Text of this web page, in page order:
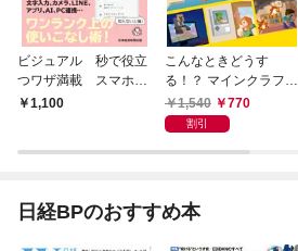
ビジュアル 秒で役立
つワザ満載 スマホ活
用事典
1,100
こんなときどうす
る！？ マインクラフト
ピンチおたすけ図鑑
1,540 770
割引
日経BPのおすすめ本